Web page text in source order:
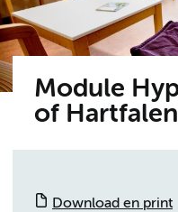
Module
of Hartfalen
Download en print